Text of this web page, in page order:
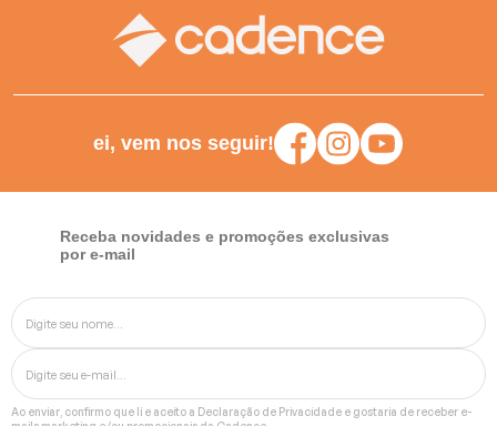
ei, vem nos seguir!
Receba novidades e promoções exclusivas
por e-mail
Ao enviar, confirmo que li e aceito a Declaração de Privacidade e gostaria de receber e-